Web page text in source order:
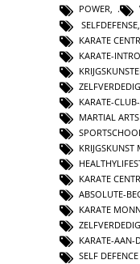
POWER,
SELFDEFENSE
KARATE
KARATE-
KARATE-
MARTIAL
KARATE
ABSOLUTE-
KARATE
KARATE-AAN-
SELF